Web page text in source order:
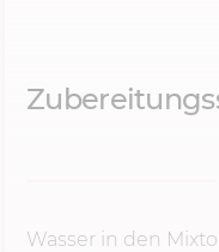
Wasser in den